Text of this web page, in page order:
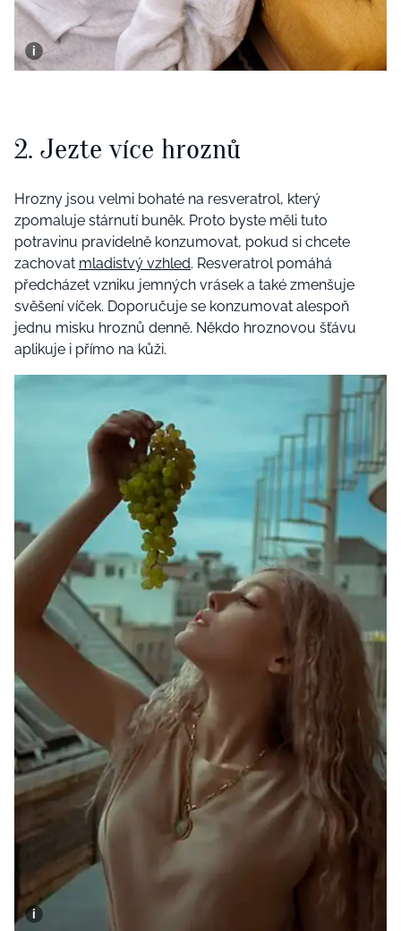
2. Jezte více hroznů
Hrozny jsou velmi bohaté na resveratrol, který
zpomaluje stárnutí buněk. Proto byste měli tuto
potravinu pravidelně konzumovat, pokud si chcete
zachovat mladistvý vzhled. Resveratrol pomáhá
předcházet vzniku jemných vrásek a také zmenšuje
svěšení víček. Doporučuje se konzumovat alespoň
jednu misku hroznů denně. Někdo hroznovou šťávu
aplikuje i přímo na kůži.